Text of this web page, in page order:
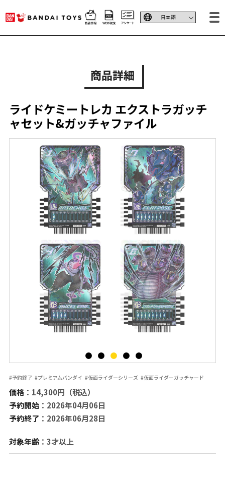
商品詳細
ライドケミートレカ エクストラガッチ
ャセット&ガッチャファイル
#予約終了 #プレミアムバンダイ #仮面ライダーシリーズ #仮面ライダーガッチャード
価格：14,300円（税込）
予約開始：2026年04月06日
予約終了：2026年06月28日
対象年齢：3才以上